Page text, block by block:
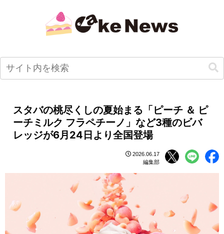
スタバの桃尽くしの夏始まる「ピーチ ＆ ピ
ーチミルク フラペチーノ」など3種のビバ
レッジが6月24日より全国登場
2026.06.17
編集部